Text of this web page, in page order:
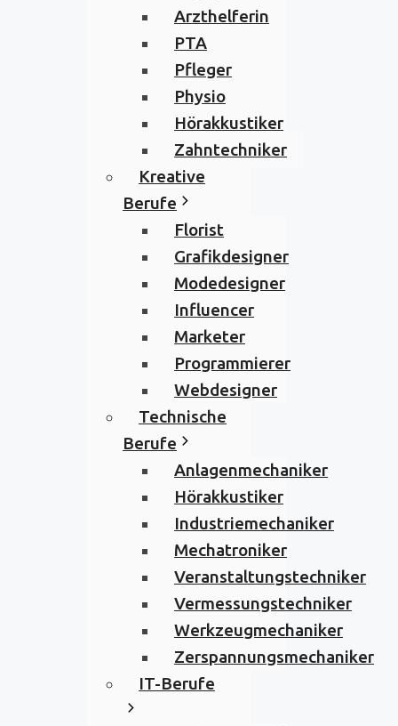
Arzthelferin
PTA
Pfleger
Physio
Hörakkustiker
Zahntechniker
Kreative
Berufe
Florist
Grafikdesigner
Modedesigner
Influencer
Marketer
Programmierer
Webdesigner
Technische
Berufe
Anlagenmechaniker
Hörakkustiker
Industriemechaniker
Mechatroniker
Veranstaltungstechniker
Vermessungstechniker
Werkzeugmechaniker
Zerspannungsmechaniker
IT-Berufe